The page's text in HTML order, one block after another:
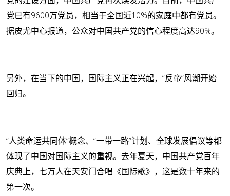
党已有9600万党员，相当于全国近10%的家庭中都有党员。
据皮尤中心报道，公众对中国共产党的信心程度高达90%。
另外，在当下的中国，国际主义正在兴起，“反帝”风潮开始
回归。
“人类命运共同体”概念、“一带一路”计划、全球发展倡议等都
体现了中国对国际主义的重视。去年夏天，中国共产党百年
庆典上，七万人在天安门合唱《国际歌》，这是数十年来的
第一次。